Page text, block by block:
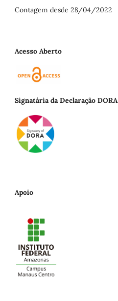
Contagem desde 28/04/2022
Acesso Aberto
Signatária da Declaração DORA
Apoio